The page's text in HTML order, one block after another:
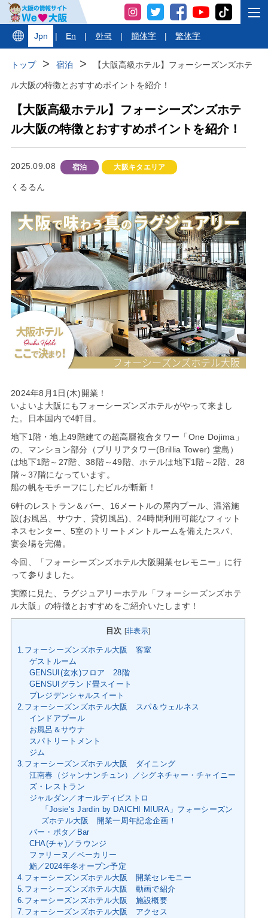
Jpn | En | 한국 | 簡体字 | 繁体字
トップ 宿泊 【大阪高級ホテル】フォーシーズンズホテ
ル大阪の特徴とおすすめポイントを紹介！
【大阪高級ホテル】フォーシーズンズホテ
ル大阪の特徴とおすすめポイントを紹介！
2025.09.08 宿泊 大阪キタエリア
くるるん
2024年8月1日(木)開業！
いよいよ大阪にもフォーシーズンズホテルがやって来まし
た。日本国内で4軒目。
地下1階・地上49階建ての超高層複合タワー「One Dojima」
の、マンション部分（ブリリアタワー(Brillia Tower) 堂島）
は地下1階～27階、38階～49階、ホテルは地下1階～2階、28
階～37階になっています。
船の帆をモチーフにしたビルが斬新！
6軒のレストラン＆バー、16メートルの屋内プール、温浴施
設(お⾵呂、サウナ、貸切⾵呂)、24時間利⽤可能なフィット
ネスセンター、5室のトリートメントルームを備えたスパ、
宴会場を完備。
今回、「フォーシーズンズホテル⼤阪開業セレモニー」に行
って参りました。
実際に見た、ラグジュアリーホテル「フォーシーズンズホテ
ル⼤阪」の特徴とおすすめをご紹介いたします！
目次 [非表示]
1.フォーシーズンズホテル大阪 客室
ゲストルーム
GENSUI(玄水)フロア 28階
GENSUIグランド畳スイート
プレジデンシャルスイート
2.フォーシーズンズホテル大阪 スパ＆ウェルネス
インドアプール
お風呂＆サウナ
スパトリートメント
ジム
3.フォーシーズンズホテル大阪 ダイニング
江南春（ジャンナンチュン）／シグネチャー・チャイニー
ズ・レストラン
ジャルダン／オールディビストロ
「Josie’s Jardin by DAICHI MIURA」フォーシーズン
ズホテル大阪 開業一周年記念企画！
バー・ボタ／Bar
CHA(チャ)／ラウンジ
ファリーヌ／ベーカリー
鮨／2024年冬オープン予定
4.フォーシーズンズホテル大阪 開業セレモニー
5.フォーシーズンズホテル大阪 動画で紹介
6.フォーシーズンズホテル大阪 施設概要
7.フォーシーズンズホテル大阪 アクセス